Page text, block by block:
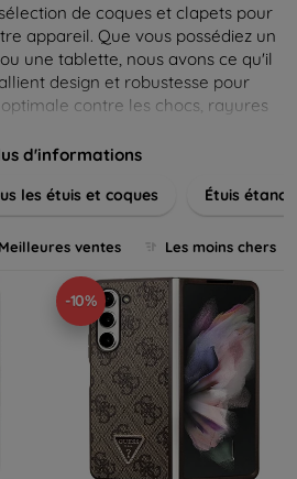
de coques et clapets pour
appareil. Que vous possédiez un
une tablette, nous avons ce qu'il
design et robustesse pour
contre les chocs, rayures
et minimalistes aux designs
y compris le cuir, le silicone, et
style tout en assurant la
d'informations
les étuis et coques Étuis
Meilleures ventes Les moins chers
-10%